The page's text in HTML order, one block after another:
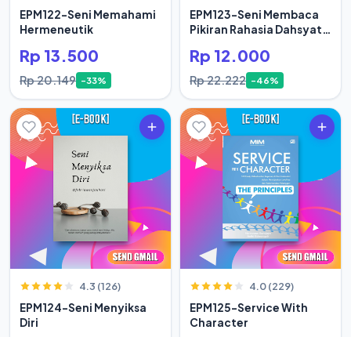
EPM122-Seni Memahami
Hermeneutik
Rp 13.500
Rp 20.149 -33%
EPM123-Seni Membaca
Pikiran Rahasia Dahsyat
Rp 12.000
Rp 22.222 -46%
4.3 (126)
EPM124-Seni Menyiksa
Diri
4.0 (229)
EPM125-Service With
Character